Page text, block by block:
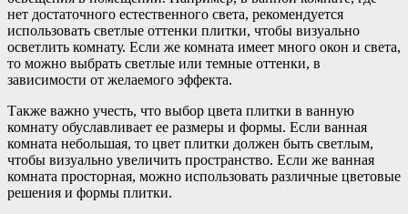
нет достаточного естественного света, рекомендуется
использовать светлые оттенки плитки, чтобы визуально
осветлить комнату. Если же комната имеет много окон и света,
то можно выбрать светлые или темные оттенки, в
зависимости от желаемого эффекта.
Также важно учесть, что выбор цвета плитки в ванную
комнату обуславливает ее размеры и формы. Если ванная
комната небольшая, то цвет плитки должен быть светлым,
чтобы визуально увеличить пространство. Если же ванная
комната просторная, можно использовать различные цветовые
решения и формы плитки.